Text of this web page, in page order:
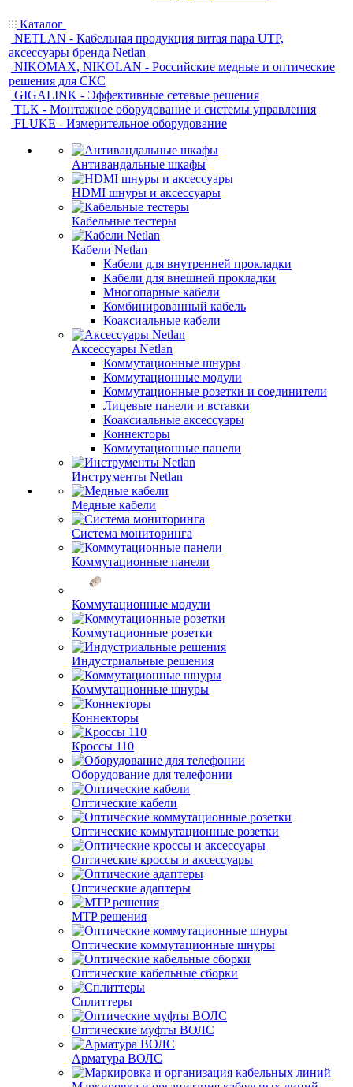
Каталог
NETLAN - Кабельная продукция витая пара UTP,
аксессуары бренда Netlan
NIKOMAX, NIKOLAN - Российские медные и оптические
решения для СКС
GIGALINK - Эффективные сетевые решения
TLK - Монтажное оборудование и системы управления
FLUKE - Измерительное оборудование
Антивандальные шкафы
HDMI шнуры и аксессуары
Кабельные тестеры
Кабели Netlan
Кабели для внутренней прокладки
Кабели для внешней прокладки
Многопарные кабели
Комбинированный кабель
Коаксиальные кабели
Аксессуары Netlan
Коммутационные шнуры
Коммутационные модули
Коммутационные розетки и соединители
Лицевые панели и вставки
Коаксиальные аксессуары
Коннекторы
Коммутационные панели
Инструменты Netlan
Медные кабели
Система мониторинга
Коммутационные панели
Коммутационные модули
Коммутационные розетки
Индустриальные решения
Коммутационные шнуры
Коннекторы
Кроссы 110
Оборудование для телефонии
Оптические кабели
Оптические коммутационные розетки
Оптические кроссы и аксессуары
Оптические адаптеры
MTP решения
Оптические коммутационные шнуры
Оптические кабельные сборки
Сплиттеры
Оптические муфты ВОЛС
Арматура ВОЛС